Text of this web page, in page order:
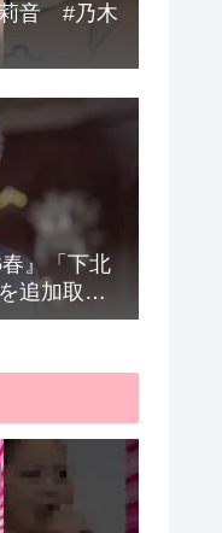
莉音 #乃木
』「下北
追加取
宇宙人に